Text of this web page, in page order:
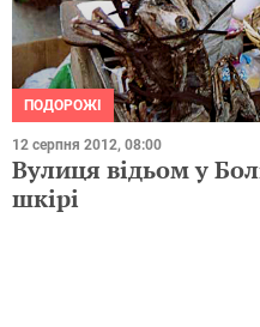
ПОДОРОЖІ
12 серпня 2012, 08:00
Вулиця відьом у
шкірі